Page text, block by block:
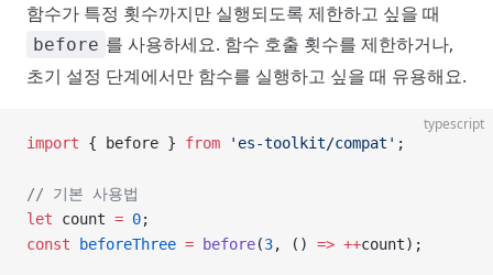
함수가 특정 횟수까지만 실행되도록 제한하고 싶을 때
before 를 사용하세요. 함수 호출 횟수를 제한하거나,
초기 설정 단계에서만 함수를 실행하고 싶을 때 유용해요.
typescript
import { before } from 'es-toolkit/compat' ;
// 기본 사용법
let count = 0;
const beforeThree = before(3, () => ++count);